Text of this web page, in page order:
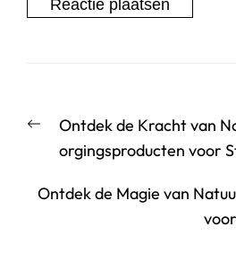
Vorige
bericht:
Ontdek de Kracht van
orgingsproducten voor
Ontdek de Magie van